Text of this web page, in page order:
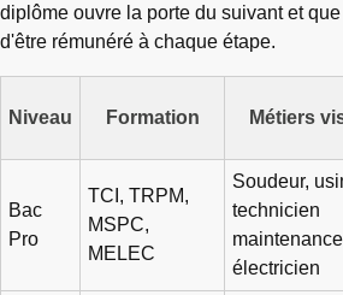
diplôme ouvre la porte du suivant et
d'être rémunéré à chaque étape.
Niveau Formation Métiers
Bac
Pro
TCI, TRPM,
MSPC,
MELEC
Soudeur,
technicien
électricien